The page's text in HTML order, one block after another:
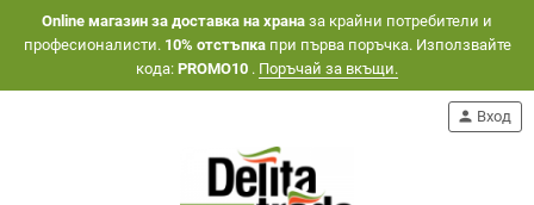
Оnline магазин за доставка на храна за крайни потребители и
професионалисти. 10% отстъпкапри първа поръчка. Използвайте
кода: PROMO10 . Поръчай за вкъщи.
person Вход